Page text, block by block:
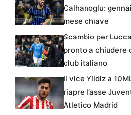
Calhanoglu:
mese chiave
Scambio per
pronto a chiudere
club italiano
Il vice Yildiz a
riapre l’asse
Atletico Madrid